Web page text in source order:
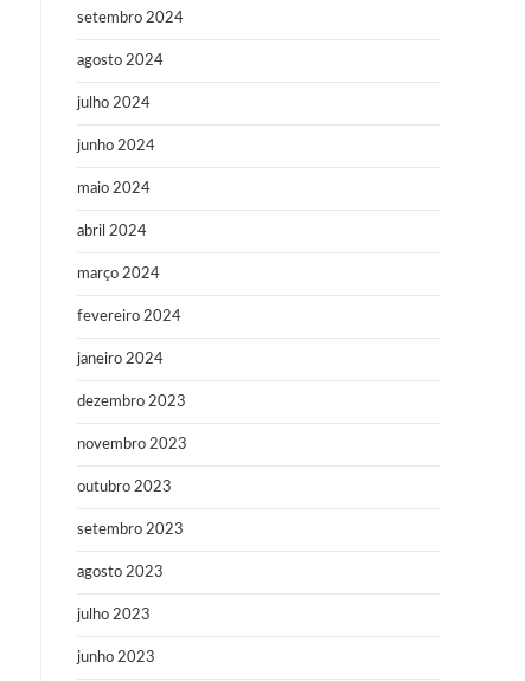
setembro 2024
agosto 2024
julho 2024
junho 2024
maio 2024
abril 2024
março 2024
fevereiro 2024
janeiro 2024
dezembro 2023
novembro 2023
outubro 2023
setembro 2023
agosto 2023
julho 2023
junho 2023